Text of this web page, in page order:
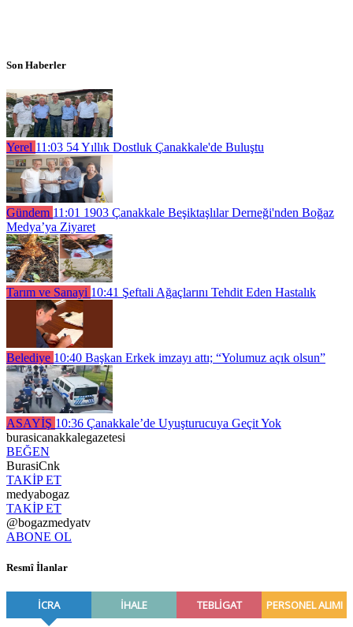
Son Haberler
Yerel 11:03 54 Yıllık Dostluk Çanakkale'de Buluştu
Gündem 11:01 1903 Çanakkale Beşiktaşlılar Derneği'nden Boğaz
Medya’ya Ziyaret
Tarım ve Sanayi 10:41 Şeftali Ağaçlarını Tehdit Eden Hastalık
Belediye 10:40 Başkan Erkek imzayı attı; “Yolumuz açık olsun”
ASAYİŞ 10:36 Çanakkale’de Uyuşturucuya Geçit Yok
burasicanakkalegazetesi
BEĞEN
BurasiCnk
TAKİP ET
medyabogaz
TAKİP ET
@bogazmedyatv
ABONE OL
Resmî İlanlar